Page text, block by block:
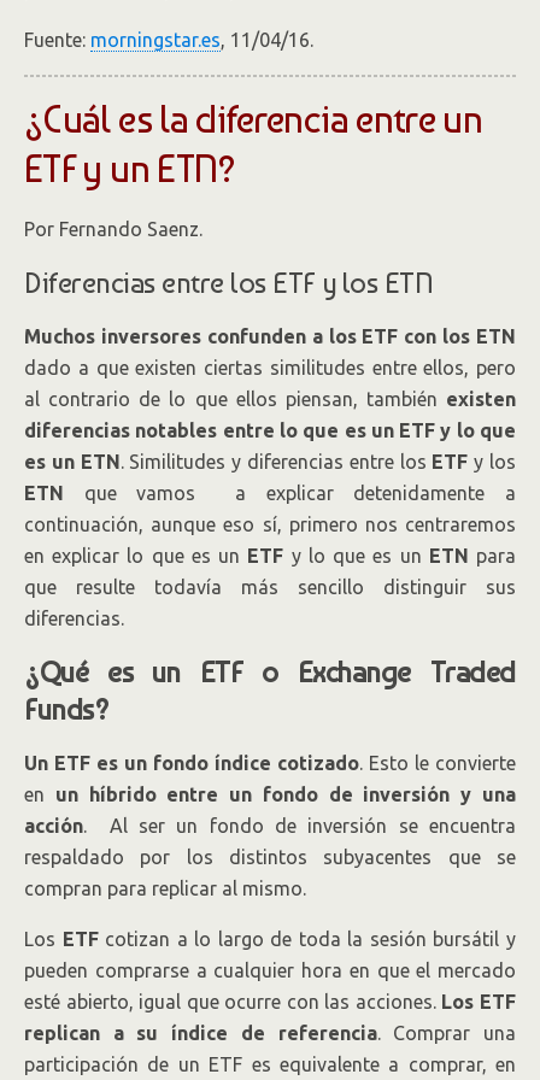
Fuente: morningstar.es, 11/04/16.
¿Cuál es la diferencia entre un
ETF y un ETN?
Por Fernando Saenz.
Diferencias entre los ETF y los ETN
Muchos inversores confunden a los ETF con los ETN
dado a que existen ciertas similitudes entre ellos, pero
al contrario de lo que ellos piensan, también existen
diferencias notables entre lo que es un ETF y lo que
es un ETN. Similitudes y diferencias entre los ETF y los
ETN que vamos a explicar detenidamente a
continuación, aunque eso sí, primero nos centraremos
en explicar lo que es un ETF y lo que es un ETN para
que resulte todavía más sencillo distinguir sus
diferencias.
¿Qué es un ETF o Exchange Traded
Funds?
Un ETF es un fondo índice cotizado. Esto le convierte
en un híbrido entre un fondo de inversión y una
acción. Al ser un fondo de inversión se encuentra
respaldado por los distintos subyacentes que se
compran para replicar al mismo.
Los ETFcotizan a lo largo de toda la sesión bursátil y
pueden comprarse a cualquier hora en que el mercado
esté abierto, igual que ocurre con las acciones. Los ETF
replican a su índice de referencia. Comprar una
participación de un ETF es equivalente a comprar, en